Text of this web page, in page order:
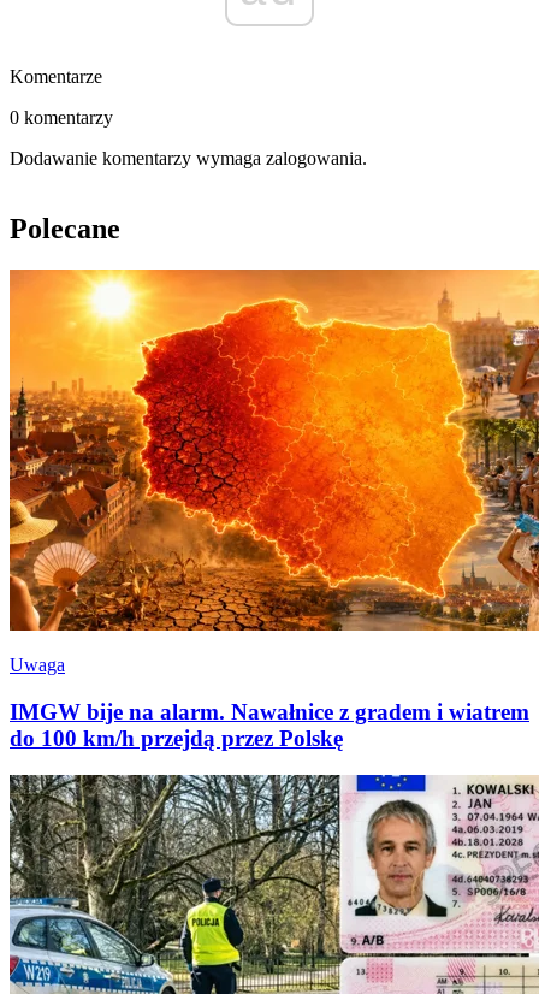
Komentarze
0 komentarzy
Dodawanie komentarzy wymaga zalogowania.
Polecane
Uwaga
IMGW bije na alarm. Nawałnice z gradem i wiatrem
do 100 km/h przejdą przez Polskę